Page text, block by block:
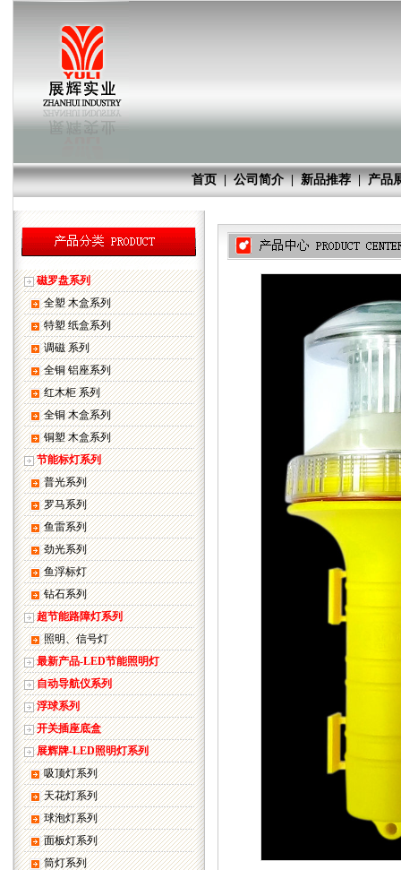
首页|公司简介|新品推荐|产品
磁罗盘系列
全塑 木盒系列
特塑 纸盒系列
调磁 系列
全铜 铝座系列
红木柜 系列
全铜 木盒系列
铜塑 木盒系列
节能标灯系列
普光系列
罗马系列
鱼雷系列
劲光系列
鱼浮标灯
钻石系列
超节能路障灯系列
照明、信号灯
最新产品-LED节能照明灯
自动导航仪系列
浮球系列
开关插座底盒
展辉牌-LED照明灯系列
吸顶灯系列
天花灯系列
球泡灯系列
面板灯系列
筒灯系列